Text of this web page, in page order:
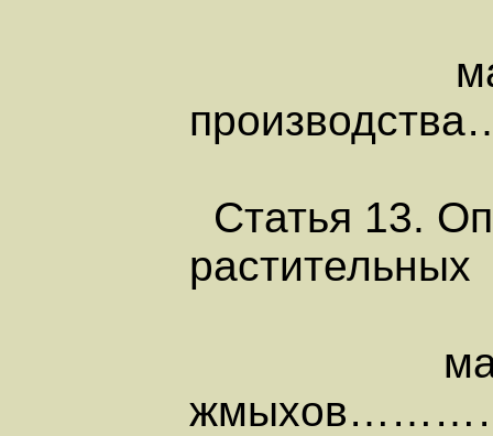
масел,
Статья 13.
растительных
масел,